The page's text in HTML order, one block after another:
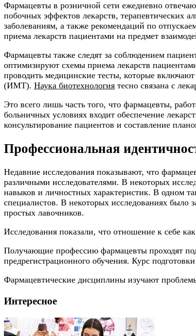
Фармацевты в розничной сети ежедневно
побочных эффектов лекарств, терапевтических
заболеваниям, а также рекомендаций по
приема лекарств пациентами на предмет
Фармацевты также следят за соблюдением
оптимизируют схемы приема лекарств
проводить медицинские тесты, которые
(ИМТ). Наука биотехнология тесно связана с
Это всего лишь часть того, что фармацевты,
больничных условиях входит обеспечение
консультирование пациентов и составление
Профессиональная
Недавние исследования показывают, что
различными исследователями. В некоторых
навыков и личностных характеристик. В одном
специалистов. В некоторых исследованиях было
простых лавочников.
Исследования показали, что отношение к себе
Получающие профессию фармацевты проходят
предрегистрационного обучения. Курс
Фармацевтические дисциплины изучают
Интересное